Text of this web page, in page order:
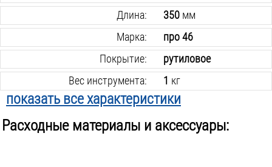
Длина:
350мм
Марка:
про 46
Покрытие:
рутиловое
Вес инструмента:
1 кг
показать все характеристики
Расходные материалы и аксессуары: